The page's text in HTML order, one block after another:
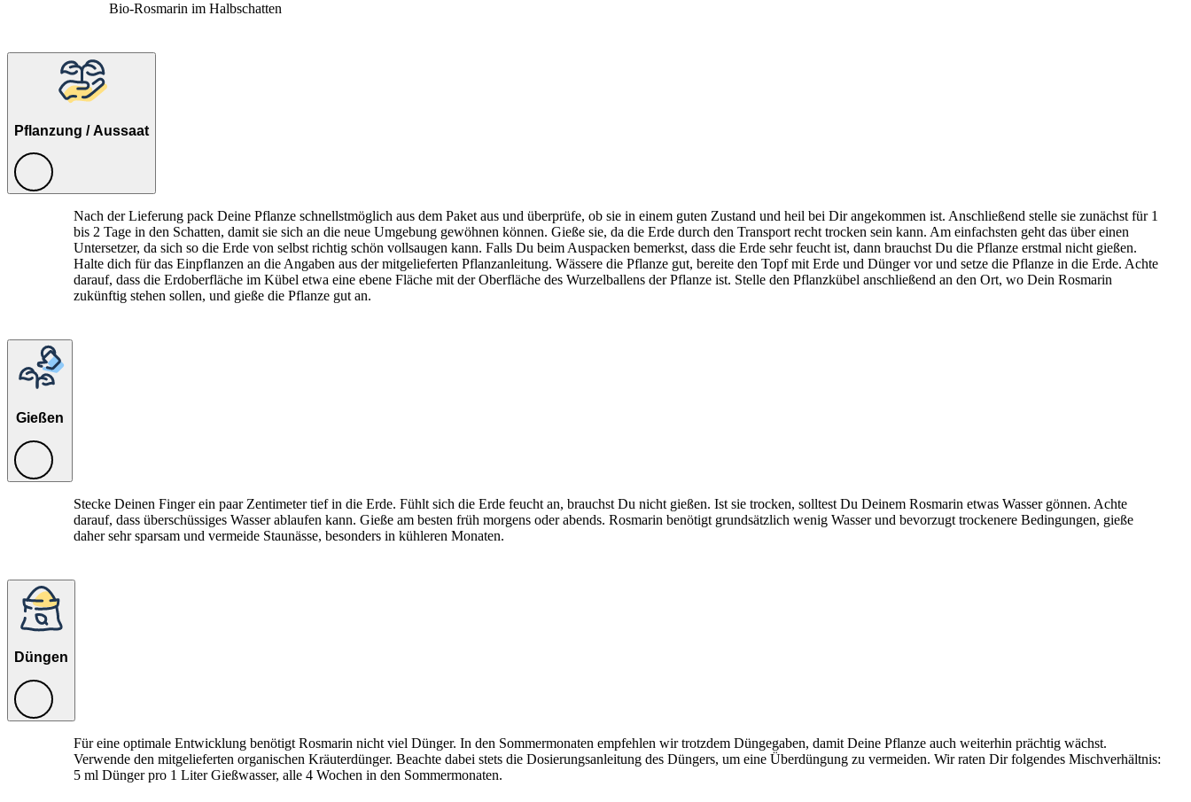
Bio-Rosmarin im Halbschatten
Pflanzung / Aussaat
Nach der Lieferung pack Deine Pflanze schnellstmöglich aus dem Paket aus und überprüfe, ob sie in einem guten Zustand und heil bei Dir angekommen ist. Anschließend stelle sie zunächst für 1
bis 2 Tage in den Schatten, damit sie sich an die neue Umgebung gewöhnen können. Gieße sie, da die Erde durch den Transport recht trocken sein kann. Am einfachsten geht das über einen
Untersetzer, da sich so die Erde von selbst richtig schön vollsaugen kann. Falls Du beim Auspacken bemerkst, dass die Erde sehr feucht ist, dann brauchst Du die Pflanze erstmal nicht gießen.
Halte dich für das Einpflanzen an die Angaben aus der mitgelieferten Pflanzanleitung. Wässere die Pflanze gut, bereite den Topf mit Erde und Dünger vor und setze die Pflanze in die Erde. Achte
darauf, dass die Erdoberfläche im Kübel etwa eine ebene Fläche mit der Oberfläche des Wurzelballens der Pflanze ist. Stelle den Pflanzkübel anschließend an den Ort, wo Dein Rosmarin
zukünftig stehen sollen, und gieße die Pflanze gut an.
Gießen
Stecke Deinen Finger ein paar Zentimeter tief in die Erde. Fühlt sich die Erde feucht an, brauchst Du nicht gießen. Ist sie trocken, solltest Du Deinem Rosmarin etwas Wasser gönnen. Achte
darauf, dass überschüssiges Wasser ablaufen kann. Gieße am besten früh morgens oder abends. Rosmarin benötigt grundsätzlich wenig Wasser und bevorzugt trockenere Bedingungen, gieße
daher sehr sparsam und vermeide Staunässe, besonders in kühleren Monaten.
Düngen
Für eine optimale Entwicklung benötigt Rosmarin nicht viel Dünger. In den Sommermonaten empfehlen wir trotzdem Düngegaben, damit Deine Pflanze auch weiterhin prächtig wächst.
Verwende den mitgelieferten organischen Kräuterdünger. Beachte dabei stets die Dosierungsanleitung des Düngers, um eine Überdüngung zu vermeiden. Wir raten Dir folgendes Mischverhältnis:
5 ml Dünger pro 1 Liter Gießwasser, alle 4 Wochen in den Sommermonaten.